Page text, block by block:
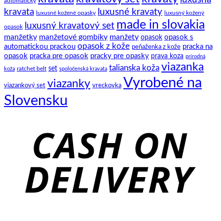
kravata luxusné kožené opasky luxusné kravaty luxusný kožený
opasok luxusný kravatový set made in slovakia
manžetky manžetové gombíky manžety opasok opasok s
automatickou prackou opasok z kože peňaženka z kože pracka na
opasok pracka pre opasok pracky pre opasky prava koza prírodná
koža ratchet belt set spoločenská kravata talianska koža viazanka
viazankový set viazanky vreckovka Vyrobené na
Slovensku